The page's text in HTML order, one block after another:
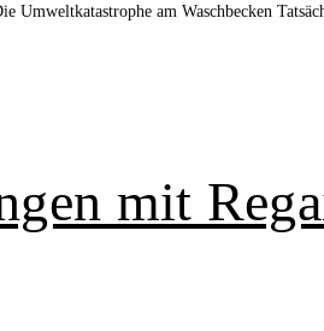
am Waschbecken
mit